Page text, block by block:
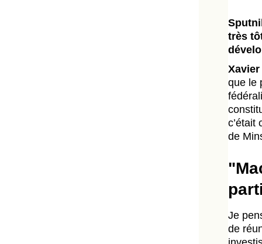
très
que le
c’était
de
Je
de